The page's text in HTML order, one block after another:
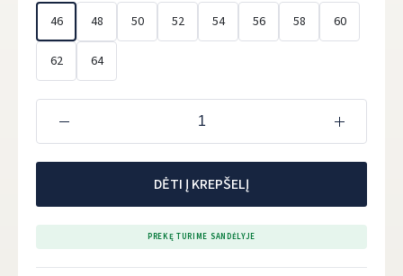
46
48 50 52 54 56 58 60
62 64
DĖTI Į KREPŠELĮ
PREKĘ TURIME SANDĖLYJE